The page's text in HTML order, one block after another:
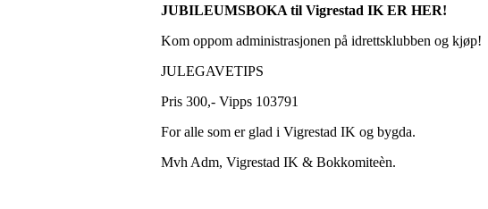
JUBILEUMSBOKA til Vigrestad IK ER HER!
Kom oppom administrasjonen på idrettsklubben og kjøp!
JULEGAVETIPS
Pris 300,- Vipps 103791
For alle som er glad i Vigrestad IK og bygda.
Mvh Adm, Vigrestad IK & Bokkomiteèn.